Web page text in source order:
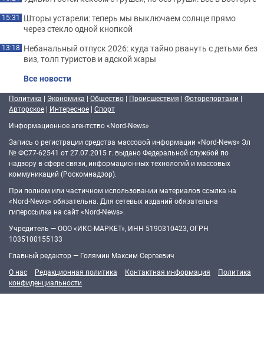
15:31 Шторы устарели: теперь мы выключаем солнце прямо
через стекло одной кнопкой
13:18 Небанальный отпуск 2026: куда тайно рвануть с детьми без
виз, толп туристов и адской жары
Все новости
Политика | Экономика | Общество | Происшествия | Фоторепортажи |
Авторское | Интересное | Спорт
Информационное агентство «Nord-News»
Запись о регистрации средства массовой информации «Nord-News» Эл
№ ФС77-62541 от 27.07.2015 г. выдано Федеральной службой по
надзору в сфере связи, информационных технологий и массовых
коммуникаций (Роскомнадзор).
При полном или частичном использовании материалов ссылка на
«Nord-News» обязательна. Для сетевых изданий обязательна
гиперссылка на сайт «Nord-News».
Учредитель — ООО «ИКС-МАРКЕТ», ИНН 5190310423, ОГРН
1035100155133
Главный редактор — Голямин Максим Сергеевич
О нас
Редакционная политика Контактная информация
Политика
конфиденциальности